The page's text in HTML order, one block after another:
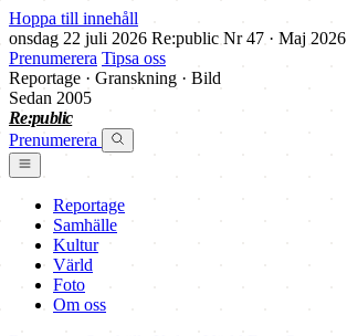
Hoppa till innehåll
onsdag 22 juli 2026 Re:public Nr 47 · Maj 2026
Prenumerera Tipsa oss
Reportage · Granskning · Bild
Sedan 2005
Re:public
Prenumerera
Reportage
Samhälle
Kultur
Värld
Foto
Om oss